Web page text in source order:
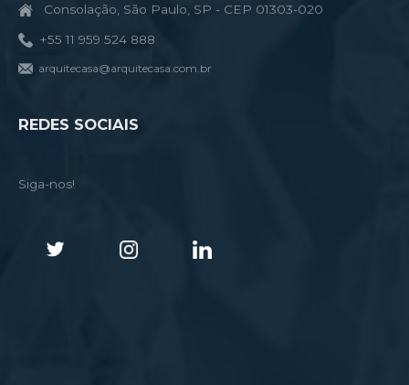
Consolação, São Paulo, SP - CEP 01303-020
+55 11 959 524 888
arquitecasa@arquitecasa.com.br
REDES SOCIAIS
Siga-nos!